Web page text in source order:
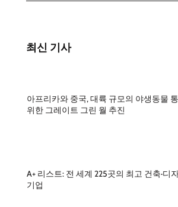
최신 기사
아프리카와 중국, 대륙 규모의 야생동물
위한 그레이트 그린 월 추진
A+ 리스트: 전 세계 225곳의 최고 건축·디
기업